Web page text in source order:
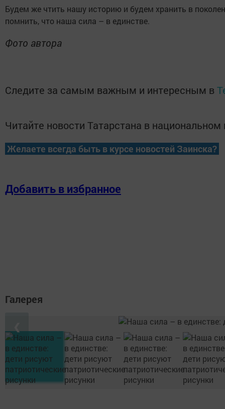
Будем же чтить нашу историю и будем хранить в
помнить, что наша сила – в единстве.
Фото автора
Следите за самым важным и интересным в
Читайте новости Татарстана в
Желаете всегда быть в курсе новостей Заинска?
Добавить в избранное
Галерея